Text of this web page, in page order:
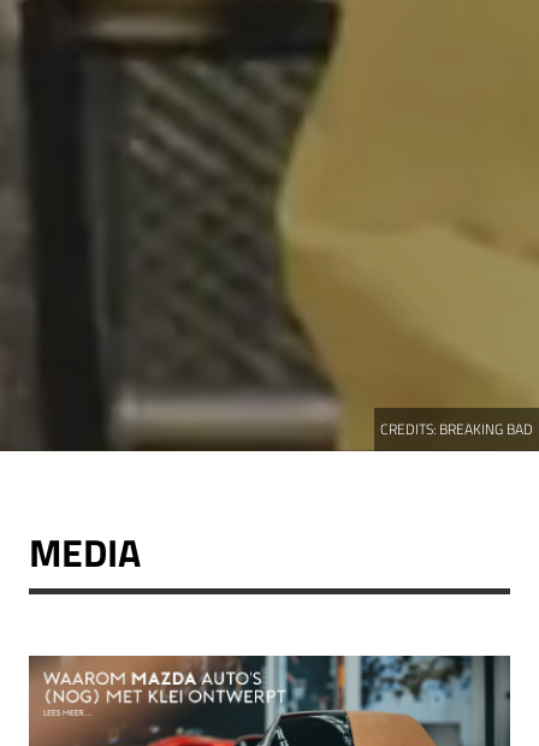
CREDITS: BREAKING BAD
MEDIA